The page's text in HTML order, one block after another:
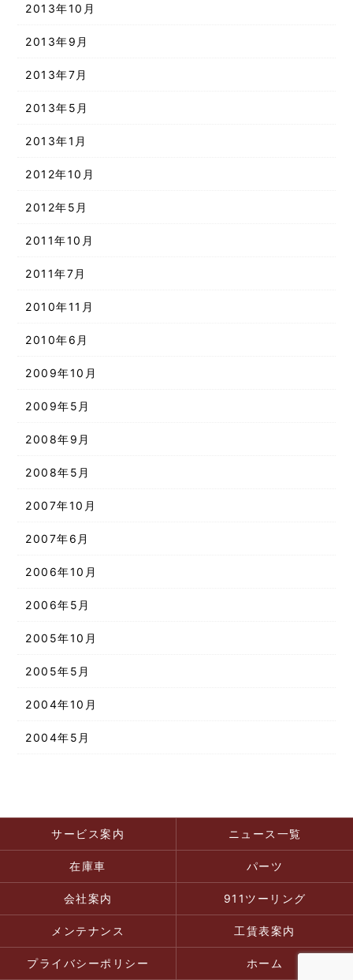
2013年10月
2013年9月
2013年7月
2013年5月
2013年1月
2012年10月
2012年5月
2011年10月
2011年7月
2010年11月
2010年6月
2009年10月
2009年5月
2008年9月
2008年5月
2007年10月
2007年6月
2006年10月
2006年5月
2005年10月
2005年5月
2004年10月
2004年5月
サービス案内 ニュース一覧
在庫車 パーツ
会社案内 911ツーリング
メンテナンス 工賃表案内
プライバシーポリシー ホーム